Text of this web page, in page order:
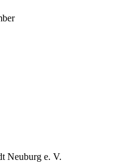
Neuburg e. V.